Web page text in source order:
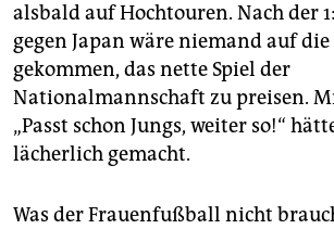
alsbald auf Hochtouren. Nach der
gegen Japan wäre niemand auf die
gekommen, das nette Spiel der
Nationalmannschaft zu preisen.
„Passt schon Jungs, weiter so!“
lächerlich gemacht.
Was der Frauenfußball nicht